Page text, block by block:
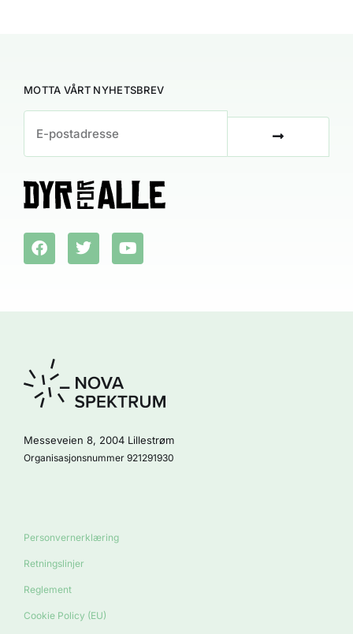
MOTTA VÅRT NYHETSBREV
Messeveien 8, 2004 Lillestrøm
Organisasjonsnummer 921291930
Personvernerklæring
Retningslinjer
Reglement
Cookie Policy (EU)